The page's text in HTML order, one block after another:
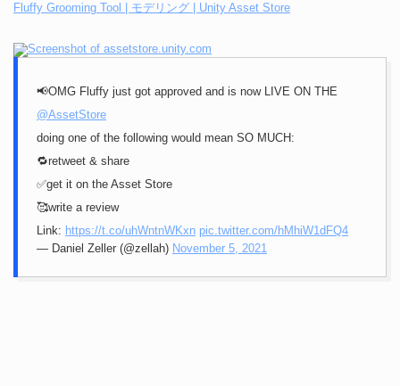
Fluffy Grooming Tool | モデリング | Unity Asset Store
📢OMG Fluffy just got approved and is now LIVE ON THE
@AssetStore
doing one of the following would mean SO MUCH:
🔁retweet & share
✅get it on the Asset Store
🥰write a review
Link: https://t.co/uhWntnWKxn pic.twitter.com/hMhiW1dFQ4
— Daniel Zeller (@zellah) November 5, 2021